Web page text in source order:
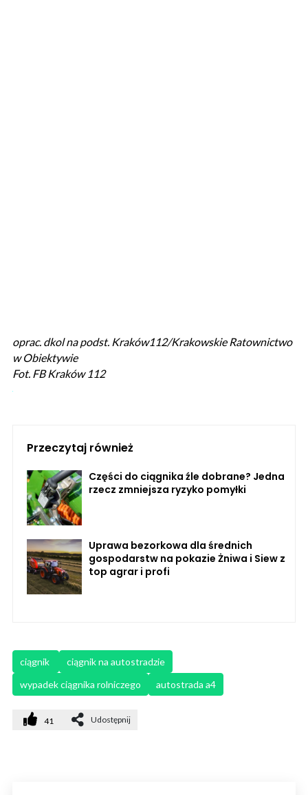
oprac. dkol na podst. Kraków112/Krakowskie Ratownictwo
w Obiektywie
Fot. FB Kraków 112
Przeczytaj również
Części do ciągnika źle dobrane? Jedna
rzecz zmniejsza ryzyko pomyłki
Uprawa bezorkowa dla średnich
gospodarstw na pokazie Żniwa i Siew z
top agrar i profi
ciągnik
ciągnik na autostradzie
wypadek ciągnika rolniczego
autostrada a4
41 Udostępnij